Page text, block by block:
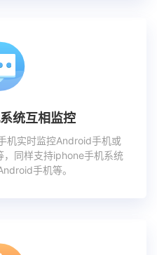
统互相监控
机实时监控Android手机或
，同样支持iphone手机系统
手机等。